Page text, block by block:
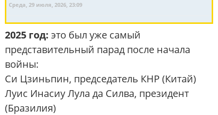
Среда, 29 июля, 2026, 23:09
2025 год: это был уже самый
представительный парад после начала
войны:
Си Цзиньпин, председатель КНР (Китай)
Луис Инасиу Лула да Силва, президент
(Бразилия)